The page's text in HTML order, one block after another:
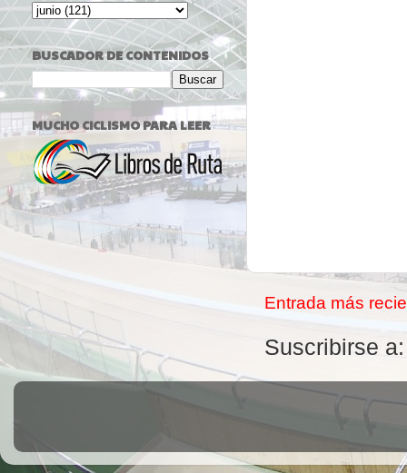
Entrada más
Suscribirse
BUSCADOR DE CONTENIDOS
MUCHO CICLISMO PARA LEER